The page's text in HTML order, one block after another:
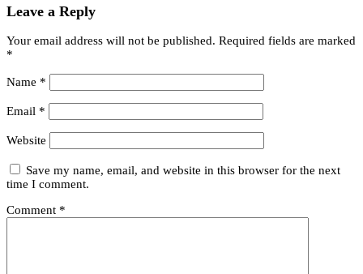
Leave a Reply
Your email address will not be published. Required fields are marked
*
Name *
Email *
Website
Save my name, email, and website in this browser for the next
time I comment.
Comment *